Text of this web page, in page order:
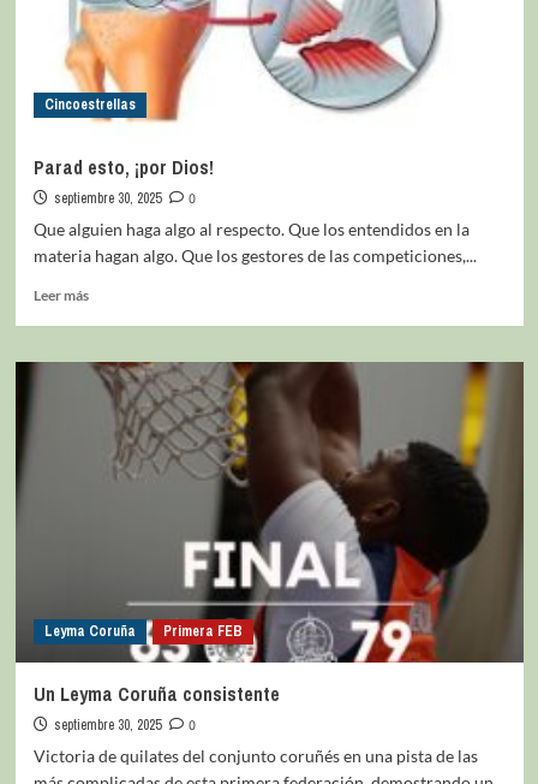
Cincoestrellas
Parad esto, ¡por Dios!
septiembre 30, 2025
0
Que alguien haga algo al respecto. Que los entendidos en la
materia hagan algo. Que los gestores de las competiciones,...
Leer más
Leyma Coruña Primera FEB
Un Leyma Coruña consistente
septiembre 30, 2025
0
Victoria de quilates del conjunto coruñés en una pista de las